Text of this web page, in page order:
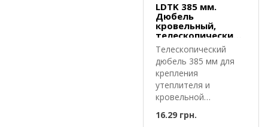
LDTK 385 мм.
Дюбель
кровельный,
телескопический
для крепления
утеплителя и
гидроизоляции
Телескопический
дюбель 385 мм для
крепления
утеплителя и
кровельной
мм — телескопи..
16.29 грн.